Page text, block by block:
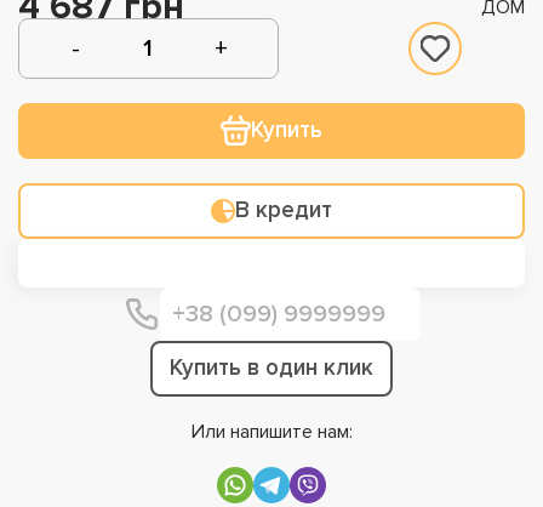
ДОМ
Купить
В кредит
Купить в один клик
Или напишите нам: